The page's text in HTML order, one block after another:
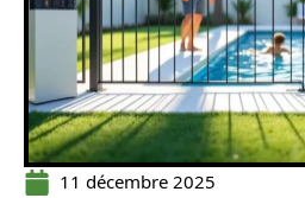
11 décembre 2025